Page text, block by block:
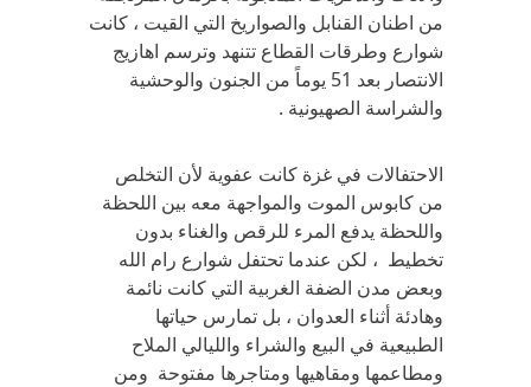
من اطنان القنابل والصواريخ التي القيت ، كانت
شوارع وطرقات القطاع تتنهد وترسم اهازيج
الانتصار بعد 51 يوماً من الجنون والوحشية
والشراسة الصهيونية .
الاحتفالات في غزة كانت عفوية لأن التخلص
من كابوس الموت والمواجهة معه بين اللحظة
واللحظة يدفع المرء للرقص والغناء بدون
تخطيط ، لكن عندما تحتفل شوارع رام الله
وبعض مدن الضفة الغربية التي كانت نائمة
وهادئة أثناء العدوان ، بل تمارس حياتها
الطبيعية في البيع والشراء والليالي الملاح
ومطاعمها ومقاهيها ومتاجرها مفتوحة ومن